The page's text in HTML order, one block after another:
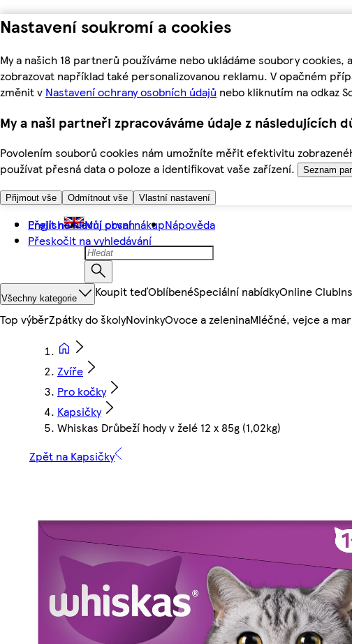
Nastavení soukromí a cookies
My a našich 18 partnerů používáme nebo ukládáme soubory
zobrazovat například také personalizovanou reklamu. V opačném
změnit v Nastavení ochrany osobních údajů nebo kliknutím na odkaz
My a naši partneři zpracováváme údaje z následujících
Povolením souborů cookies nám umožníte měřit efektivitu
používat přesná data o poloze a identifikovat vaše zařízení.
Seznam
Přijmout vše Odmítnout vše Vlastní nastavení
Přejít na hlavní obsah
Přeskočit na vyhledávání
English Můj první nákupNápověda
Všechny kategorie Koupit teďOblíbenéSpeciální nabídkyOnline Club
Top výběrZpátky do školyNovinkyOvoce a zeleninaMléčné, vejce a
Zvíře
Pro kočky
Kapsičky
Whiskas Drůbeží hody v želé 12 x 85g (1,02kg)
Zpět na Kapsičky